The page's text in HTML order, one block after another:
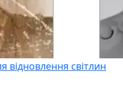
відновлення світлин